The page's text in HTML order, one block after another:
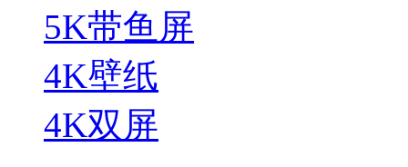
5K带鱼屏
4K壁纸
4K双屏